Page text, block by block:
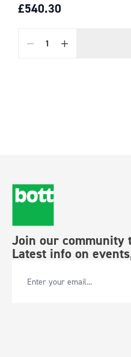
£540.30
Quantity
Join our community
Latest info on
Email Address